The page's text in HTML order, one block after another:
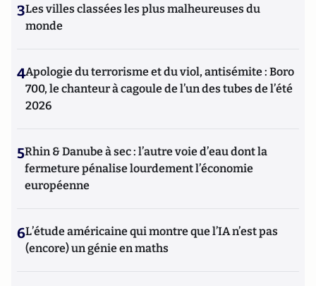
3Les villes classées les plus malheureuses du
monde
4Apologie du terrorisme et du viol, antisémite : Boro
700, le chanteur à cagoule de l’un des tubes de l’été
2026
5Rhin & Danube à sec : l’autre voie d’eau dont la
fermeture pénalise lourdement l’économie
européenne
6L’étude américaine qui montre que l’IA n’est pas
(encore) un génie en maths